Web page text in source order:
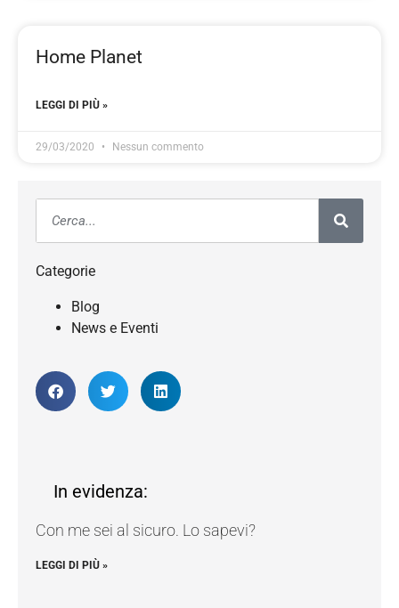
Home Planet
LEGGI DI PIÙ »
29/03/2020 Nessun commento
Categorie
Blog
News e Eventi
In evidenza:
Con me sei al sicuro. Lo sapevi?
LEGGI DI PIÙ »